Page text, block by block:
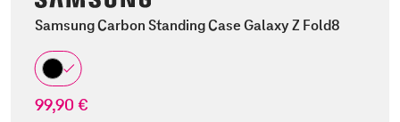
Samsung Carbon Standing Case Galaxy Z Fold8
99,90 €